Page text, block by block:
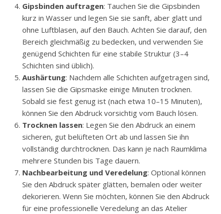
Gipsbinden auftragen: Tauchen Sie die Gipsbinden
kurz in Wasser und legen Sie sie sanft, aber glatt und
ohne Luftblasen, auf den Bauch. Achten Sie darauf, den
Bereich gleichmäßig zu bedecken, und verwenden Sie
genügend Schichten für eine stabile Struktur (3–4
Schichten sind üblich).
Aushärtung: Nachdem alle Schichten aufgetragen sind,
lassen Sie die Gipsmaske einige Minuten trocknen.
Sobald sie fest genug ist (nach etwa 10–15 Minuten),
können Sie den Abdruck vorsichtig vom Bauch lösen.
Trocknen lassen: Legen Sie den Abdruck an einem
sicheren, gut belüfteten Ort ab und lassen Sie ihn
vollständig durchtrocknen. Das kann je nach Raumklima
mehrere Stunden bis Tage dauern.
Nachbearbeitung und Veredelung: Optional können
Sie den Abdruck später glätten, bemalen oder weiter
dekorieren. Wenn Sie möchten, können Sie den Abdruck
für eine professionelle Veredelung an das Atelier